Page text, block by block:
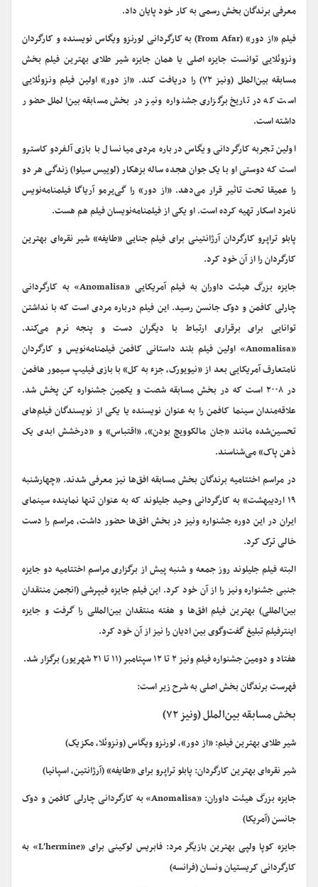
معرفی برندگان بخش رسمی به کار خود پایان داد.
فیلم «از دور» (From Afar) به کارگردانی لورنزو ویگاس نویسنده و کارگردان
ونزوئلایی توانست جایزه اصلی یا همان جایزه شیر طلای بهترین فیلم بخش
مسابقه بین‌الملل (ونیز ۷۲) را دریافت کند. «از دور» اولین فیلم ونزوئلایی
است که در تاریخ برگزاری جشنواره ونیز در بخش مسابقه بین‌الملل حضور
داشته است.
اولین تجربه کارگردانی ویگاس درباره مردی میانسال با بازی آلفردو کاسترو
است که دوستی او با یک جوان هجده ساله بزهکار (لوییس سیلوا) زندگی هر دو
را عمیقا تحت تاثیر قرار می‌دهد. «از دور» را گی‌یرمو آریاگا فیلمنامه‌نویس
نامزد اسکار تهیه کرده است. او یکی از فیلمنامه‌نویسان فیلم هم هست.
پابلو تراپرو کارگردان آرژانتینی برای فیلم جنایی «طایفه» شیر نقره‌ای بهترین
کارگردان را از آن خود کرد.
جایزه بزرگ هیئت داوران به فیلم آمریکایی «Anomalisa» به کارگردانی
چارلی کافمن و دوک جانسن رسید. این فیلم درباره مردی است که با نداشتن
توانایی برای برقراری ارتباط با دیگران دست و پنجه نرم می‌کند.
«Anomalisa» اولین فیلم بلند داستانی کافمن فیلمنامه‌نویس و کارگردان
نامتعارف آمریکایی بعد از «نیویورک، جزء به کل» با بازی فیلیپ سیمور هافمن
در ۲۰۰۸ است که در بخش مسابقه شصت و یکمین جشنواره کن پخش شد.
علاقه‌مندان سینما کافمن را به عنوان نویسنده یا یکی از نویسندگان فیلم‌های
تحسین‌شده مانند «جان مالکوویچ بودن»، «اقتباس» و «درخشش ابدی یک
ذهن پاک» می‌شناسند.
در مراسم اختتامیه برندگان بخش مسابقه افق‌ها نیز معرفی شدند. «چهارشنبه
۱۹ اردیبهشت» به کارگردانی وحید جلیلوند که به عنوان تنها نماینده سینمای
ایران در این دوره جشنواره ونیز در بخش افق‌ها حضور داشت، مراسم را دست
خالی ترک کرد.
البته فیلم جلیلوند روز جمعه و شنبه پیش از برگزاری مراسم اختتامیه دو جایزه
جنبی جشنواره ونیز را از آن خود کرد. این فیلم جایزه فیپرشی (انجمن منتقدان
بین‌المللی) بهترین فیلم افق‌ها و هفته منتقدان بین‌المللی را گرفت و جایزه
اینترفیلم تبلیغ گفت‌وگوی بین ادیان را نیز از آن خود کرد.
هفتاد و دومین جشنواره فیلم ونیز ۲ تا ۱۲ سپتامبر (۱۱ تا ۲۱ شهریور) برگزار شد.
فهرست برندگان بخش اصلی به شرح زیر است:
بخش مسابقه بین‌الملل (ونیز۷۲)
شیر طلای بهترین فیلم: «از دور»، لورنزو ویگاس (ونزوئلا، مکزیک)
شیر نقره‌ای بهترین کارگردان: پابلو تراپرو برای «طایفه» (آرژانتین، اسپانیا)
جایزه بزرگ هیئت داوران: «Anomalisa» به کارگردانی چارلی کافمن و دوک
جانسن (آمریکا)
جایزه کوپا ولپی بهترین بازیگر مرد: فابریس لوکینی برای «L’hermine» به
کارگردانی کریستیان ونسان (فرانسه)